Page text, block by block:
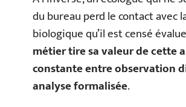
du bureau perd le contact avec
biologique qu’il est censé
métier tire sa valeur de cette
constante entre observation
analyse formalisée.